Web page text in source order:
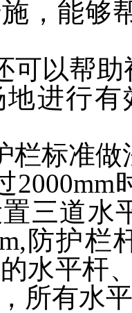
，能够
可以帮
进行
栏标准做
三道水
防护栏
水平杆
所有水